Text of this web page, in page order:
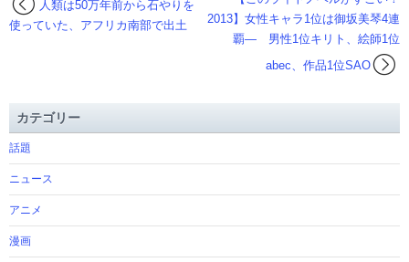
2013】女性キャラ1位は御坂美琴4連
覇― 男性1位キリト、絵師1位
abec、作品1位SAO
人類は50万年前から石やりを
使っていた、アフリカ南部で出土
カテゴリー
話題
ニュース
アニメ
漫画